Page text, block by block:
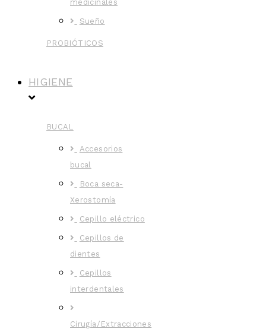
medicinales
Sueño
PROBIÓTICOS
HIGIENE
BUCAL
Accesorios
bucal
Boca seca-
Xerostomía
Cepillo eléctrico
Cepillos de
dientes
Cepillos
interdentales
Cirugía/Extracciones